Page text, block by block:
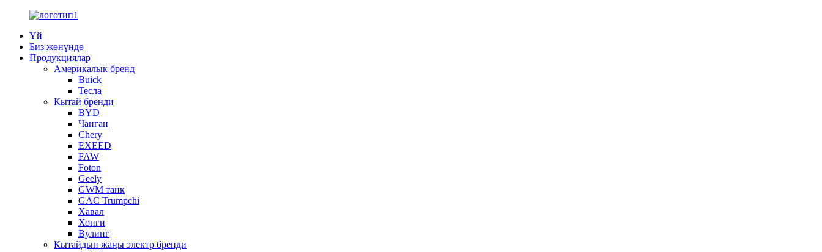
Үй
Биз жөнүндө
Продукциялар
Америкалык бренд
Buick
Тесла
Кытай бренди
BYD
Чанган
Chery
EXEED
FAW
Foton
Geely
GWM танк
GAC Trumpchi
Хавал
Хонги
Вулинг
Кытайдын жаңы электр бренди